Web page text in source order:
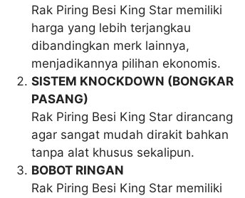
Rak Piring Besi King Star memiliki
harga yang lebih terjangkau
dibandingkan merk lainnya,
menjadikannya pilihan ekonomis.
SISTEM KNOCKDOWN (BONGKAR
PASANG)
Rak Piring Besi King Star dirancang
agar sangat mudah dirakit bahkan
tanpa alat khusus sekalipun.
BOBOT RINGAN
Rak Piring Besi King Star memiliki